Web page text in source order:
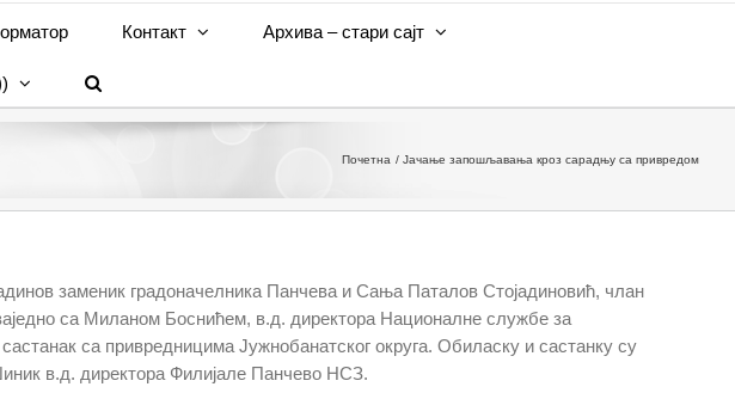
Контакт Архива – стари сајт
)
Почетна Јачање запошљавања кроз сарадњу са привредом
заменик градоначелника Панчева и Сања Паталов Стојадиновић, члан
са Миланом Боснићем, в.д. директора Националне службе за
са привредницима Јужнобанатског округа. Обиласку и састанку су
в.д. директора Филијале Панчево НСЗ.